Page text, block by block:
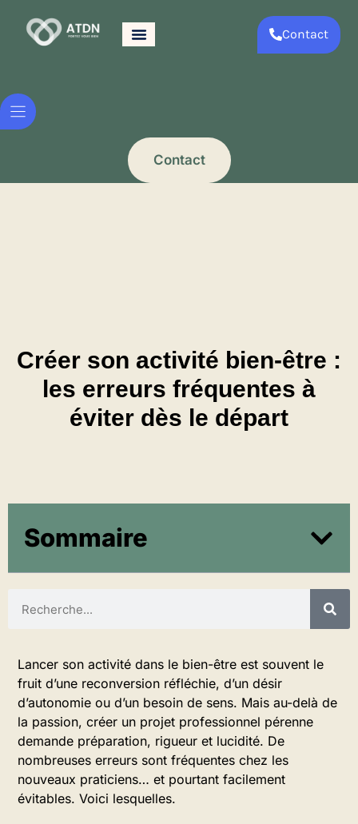
Contact
Contact
Créer son activité bien-être :
les erreurs fréquentes à
éviter dès le départ
Sommaire
Lancer son activité dans le bien-être est souvent le
fruit d’une reconversion réfléchie, d’un désir
d’autonomie ou d’un besoin de sens. Mais au-delà de
la passion, créer un projet professionnel pérenne
demande préparation, rigueur et lucidité. De
nombreuses erreurs sont fréquentes chez les
nouveaux praticiens… et pourtant facilement
évitables. Voici lesquelles.